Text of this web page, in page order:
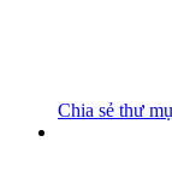
Chia sẻ thư